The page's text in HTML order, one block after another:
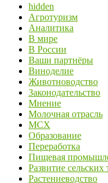
hidden
Агротуризм
Аналитика
В мире
В России
Ваши партнёры
Виноделие
Животноводство
Законодательство
Мнение
Молочная отрасль
МСХ
Образование
Переработка
Пищевая
Развитие сельских
Растениеводство